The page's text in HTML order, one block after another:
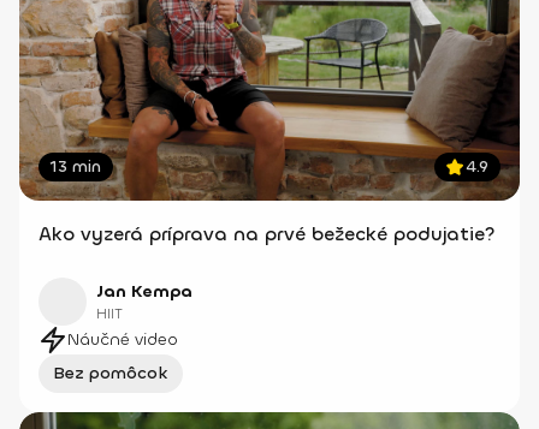
13 min 4.9
Ako vyzerá príprava na prvé bežecké podujatie?
Jan Kempa
HIIT
Náučné video
Bez pomôcok